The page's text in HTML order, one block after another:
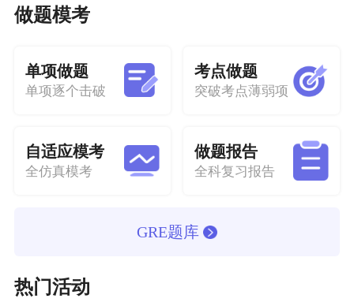
GRE机经更新了~
2025美国《门户开放报告》出炉！赴美留
做题模考
单项做题
单项逐个击破
考点做题
突破考点薄弱项
自适应模考
全仿真模考
做题报告
全科复习报告
GRE题库
热门活动